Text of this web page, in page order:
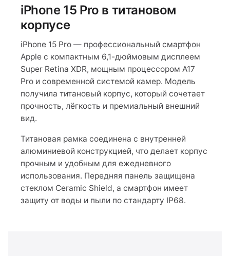
iPhone 15 Pro в титановом
корпусе
iPhone 15 Pro — профессиональный смартфон
Apple с компактным 6,1-дюймовым дисплеем
Super Retina XDR, мощным процессором A17
Pro и современной системой камер. Модель
получила титановый корпус, который сочетает
прочность, лёгкость и премиальный внешний
вид.
Титановая рамка соединена с внутренней
алюминиевой конструкцией, что делает корпус
прочным и удобным для ежедневного
использования. Передняя панель защищена
стеклом Ceramic Shield, а смартфон имеет
защиту от воды и пыли по стандарту IP68.